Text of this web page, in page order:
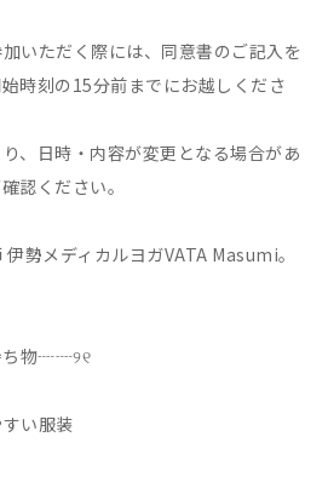
いただく際には、同意書のご記入を
時刻の15分前までにお越しくださ
、日時・内容が変更となる場合があ
認ください。
勢メディカルヨガVATA Masumi。
ち物┈┈୨୧
い服装